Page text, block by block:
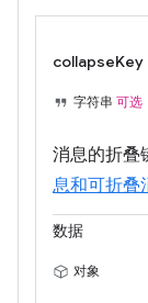
collapseKey
字符串 可选
消息的折叠
息和可折叠
数据
对象